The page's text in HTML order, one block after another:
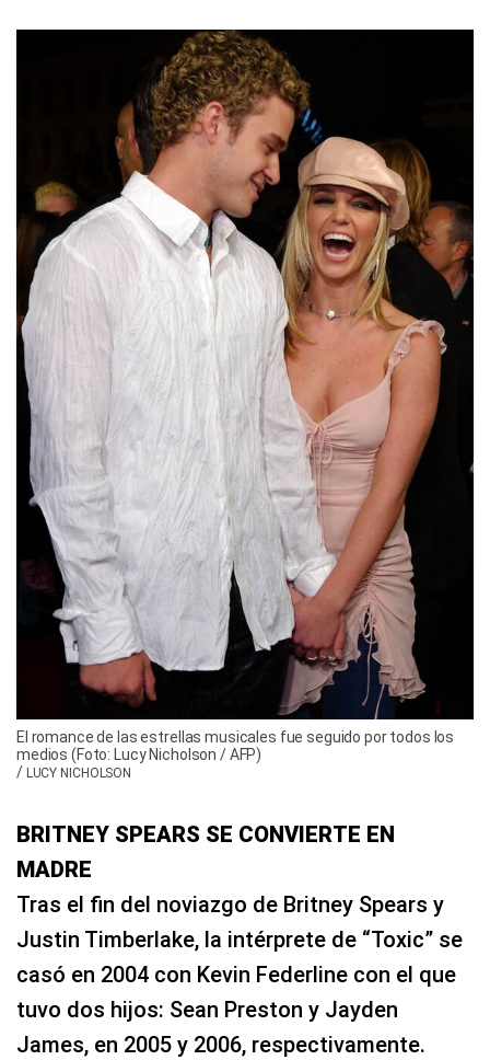
El romance de las estrellas musicales fue seguido por todos los
medios (Foto: Lucy Nicholson / AFP)
/ LUCY NICHOLSON
BRITNEY SPEARS SE CONVIERTE EN
MADRE
Tras el fin del noviazgo de Britney Spears y
Justin Timberlake, la intérprete de “Toxic” se
casó en 2004 con Kevin Federline con el que
tuvo dos hijos: Sean Preston y Jayden
James, en 2005 y 2006, respectivamente.